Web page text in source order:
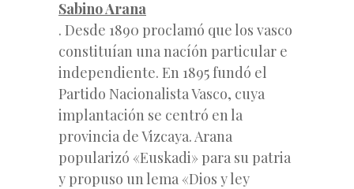
Sabino Arana
. Desde 1890 proclamó que los vasco
constituían una nacíón particular e
independiente. En 1895 fundó el
Partido Nacionalista Vasco, cuya
implantación se centró en la
provincia de Vizcaya. Arana
popularizó «Euskadi» para su patria
y propuso un lema «Dios y ley